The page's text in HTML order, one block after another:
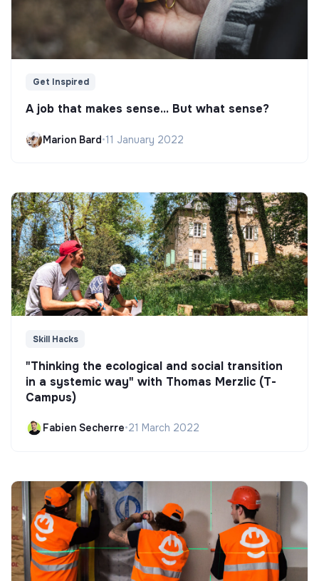
Get Inspired
A job that makes sense... But what sense?
Marion Bard•11 January 2022
Skill Hacks
"Thinking the ecological and social transition
in a systemic way" with Thomas Merzlic (T-
Campus)
Fabien Secherre•21 March 2022